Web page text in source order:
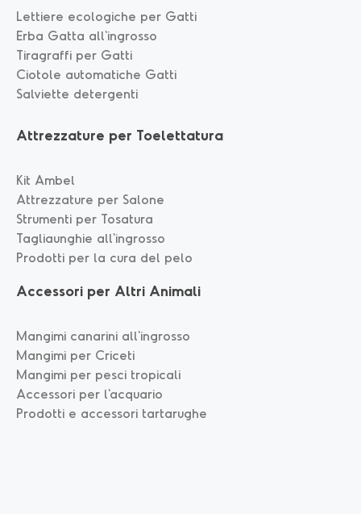
Lettiere ecologiche per Gatti
Erba Gatta all'ingrosso
Tiragraffi per Gatti
Ciotole automatiche Gatti
Salviette detergenti
Attrezzature per Toelettatura
Kit Ambel
Attrezzature per Salone
Strumenti per Tosatura
Tagliaunghie all'ingrosso
Prodotti per la cura del pelo
Accessori per Altri Animali
Mangimi canarini all'ingrosso
Mangimi per Criceti
Mangimi per pesci tropicali
Accessori per l'acquario
Prodotti e accessori tartarughe